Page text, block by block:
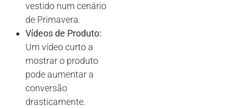
vestido num cenário
de Primavera.
Vídeos de Produto:
Um vídeo curto a
mostrar o produto
pode aumentar a
conversão
drasticamente.